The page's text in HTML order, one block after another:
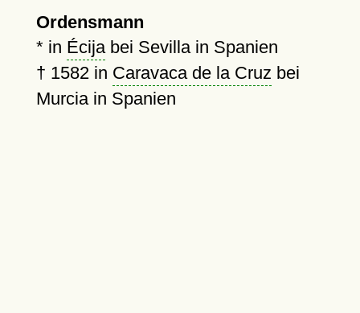
Ordensmann
* in Écijabei Sevilla in Spanien
† 1582in Caravaca de la Cruz bei
Murcia in Spanien